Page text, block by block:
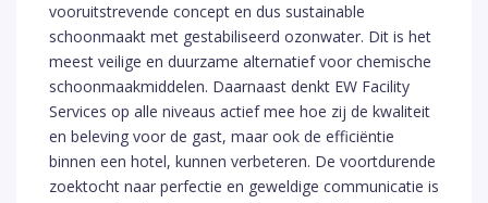
vooruitstrevende concept en dus sustainable
schoonmaakt met gestabiliseerd ozonwater. Dit is het
meest veilige en duurzame alternatief voor chemische
schoonmaakmiddelen. Daarnaast denkt EW Facility
Services op alle niveaus actief mee hoe zij de kwaliteit
en beleving voor de gast, maar ook de efficiëntie
binnen een hotel, kunnen verbeteren. De voortdurende
zoektocht naar perfectie en geweldige communicatie is